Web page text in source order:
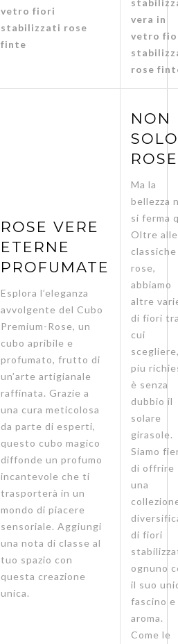
ROSE VERE
ETERNE
PROFUMATE
Esplora l’eleganza
avvolgente del Cubo
Premium-Rose, un
cubo apribile e
profumato, frutto di
un’arte artigianale
raffinata. Grazie a
una cura meticolosa
da parte di esperti,
questo cubo magico
diffonde un profumo
incantevole che ti
trasporterà in un
mondo di piacere
sensoriale. Aggiungi
una nota di classe al
tuo spazio con
questa creazione
unica.
NON
SOLO
ROSE
Ma la
bellezza
si ferma
Oltre alle
classiche
rose,
abbiamo
altre
di fiori
cui
piu
è senza
dubbio il
solare
girasole.
Siamo
di offrire
una
di fiori
ognuno
il suo
fascino e
aroma.
Come le